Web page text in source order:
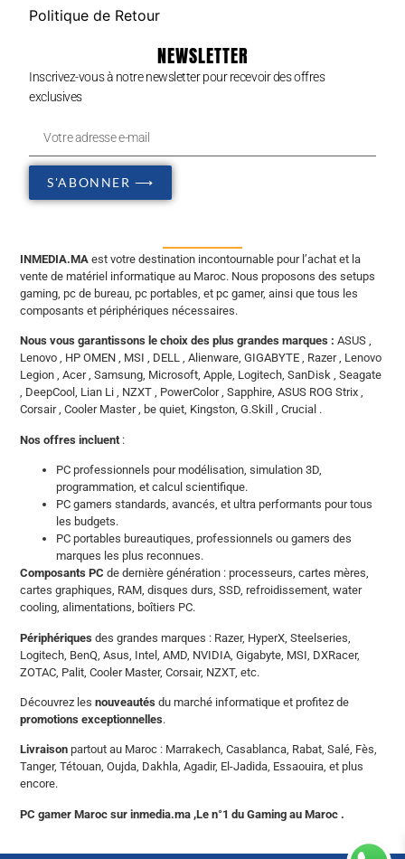
Politique de Retour
NEWSLETTER
Inscrivez-vous à notre newsletter pour recevoir des offres
exclusives
S'ABONNER ⟶
INMEDIA.MA est votre destination incontournable pour l’achat et la
vente de matériel informatique au Maroc. Nous proposons des setups
gaming, pc de bureau, pc portables, et pc gamer, ainsi que tous les
composants et périphériques nécessaires.
Nous vous garantissons le choix des plus grandes marques : ASUS ,
Lenovo , HP OMEN , MSI , DELL , Alienware, GIGABYTE , Razer , Lenovo
Legion , Acer , Samsung, Microsoft, Apple, Logitech, SanDisk , Seagate
, DeepCool, Lian Li , NZXT , PowerColor , Sapphire, ASUS ROG Strix ,
Corsair , Cooler Master , be quiet, Kingston, G.Skill , Crucial .
Nos offres incluent :
PC professionnels pour modélisation, simulation 3D,
programmation, et calcul scientifique.
PC gamers standards, avancés, et ultra performants pour tous
les budgets.
PC portables bureautiques, professionnels ou gamers des
marques les plus reconnues.
Composants PC de dernière génération : processeurs, cartes mères,
cartes graphiques, RAM, disques durs, SSD, refroidissement, water
cooling, alimentations, boîtiers PC.
Périphériques des grandes marques : Razer, HyperX, Steelseries,
Logitech, BenQ, Asus, Intel, AMD, NVIDIA, Gigabyte, MSI, DXRacer,
ZOTAC, Palit, Cooler Master, Corsair, NZXT, etc.
Découvrez lesnouveautés du marché informatique et profitez de
promotions exceptionnelles.
Livraison partout au Maroc : Marrakech, Casablanca, Rabat, Salé, Fès,
Tanger, Tétouan, Oujda, Dakhla, Agadir, El-Jadida, Essaouira, et plus
encore.
PC gamer Maroc sur inmedia.ma ,Le n°1 du Gaming au Maroc .